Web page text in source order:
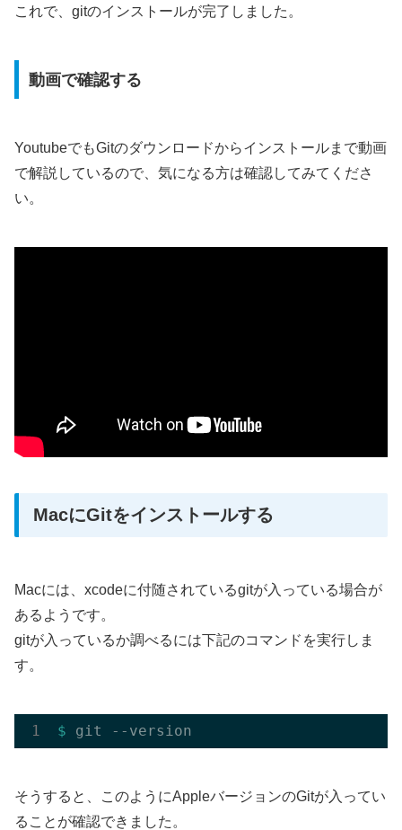
これで、gitのインストールが完了しました。
動画で確認する
YoutubeでもGitのダウンロードからインストールまで動画
で解説しているので、気になる方は確認してみてくださ
い。
MacにGitをインストールする
Macには、xcodeに付随されているgitが入っている場合が
あるようです。
gitが入っているか調べるには下記のコマンドを実行しま
す。
$
そうすると、このようにAppleバージョンのGitが入ってい
ることが確認できました。